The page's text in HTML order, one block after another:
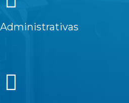
Administrativas